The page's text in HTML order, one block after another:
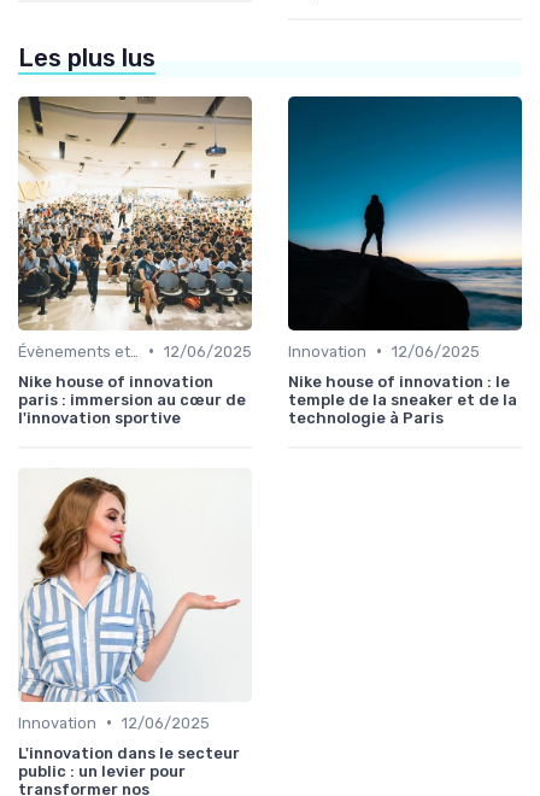
Les plus lus
• 12/06/2025
Nike house of innovation
paris : immersion au cœur de
l'innovation sportive
Innovation • 12/06/2025
Nike house of innovation : le
temple de la sneaker et de la
technologie à Paris
Innovation • 12/06/2025
L'innovation dans le secteur
public : un levier pour
transformer nos